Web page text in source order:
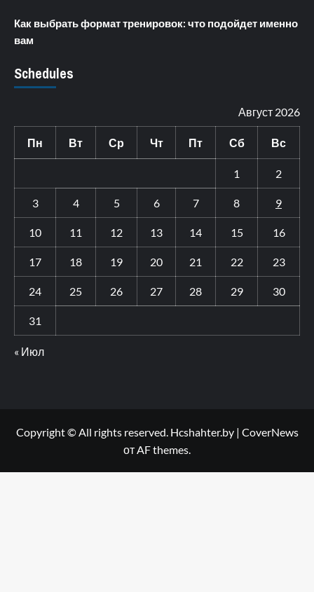
Как выбрать формат тренировок: что подойдет именно
вам
Schedules
Август 2026
Пн Вт Ср Чт Пт Сб Вс
1 2
3 4 5 6 7 8 9
10 11 12 13 14 15 16
17 18 19 20 21 22 23
24 25 26 27 28 29 30
31
« Июл
Copyright © All rights reserved. Hcshahter.by | CoverNews
от AF themes.